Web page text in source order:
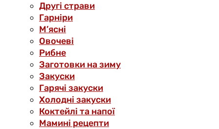
Другі страви
Гарніри
М’ясні
Овочеві
Рибне
Заготовки на зиму
Закуски
Гарячі закуски
Холодні закуски
Коктейлі та напої
Мамині рецепти